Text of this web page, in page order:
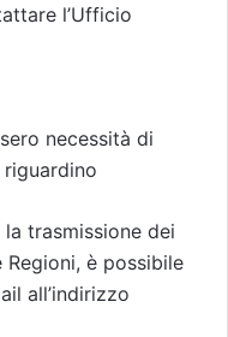
l’Ufficio
necessità di
trasmissione dei
è possibile
all’indirizzo